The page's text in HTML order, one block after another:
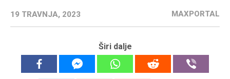
19 TRAVNJA, 2023 MAXPORTAL
Širi dalje